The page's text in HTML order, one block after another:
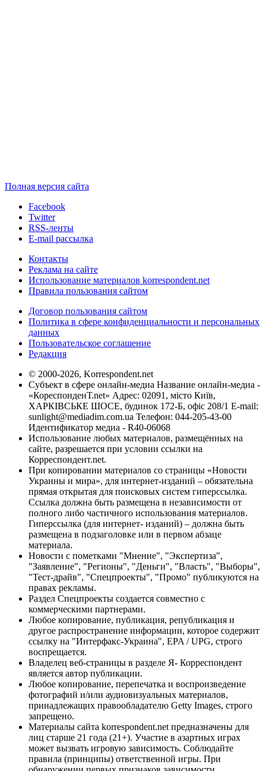
Полная версия сайта
Facebook
Twitter
RSS-ленты
E-mail рассылка
Контакты
Реклама на сайте
Использование материалов korrespondent.net
Правила пользования сайтом
Договор пользования сайтом
Политика в сфере конфиденциальности и персональных
данных
Пользовательское соглашение
Редакция
© 2000-2026, Korrespondent.net
Субъект в сфере онлайн-медиа Название онлайн-медиа -
«КореспонденТ.net» Адрес: 02091, місто Київ,
ХАРКІВСЬКЕ ШОСЕ, будинок 172-Б, офіс 208/1 E-mail:
sunlight@mediadim.com.ua Телефон: 044-205-43-00
Идентификатор медиа - R40-06068
Использование любых материалов, размещённых на
сайте, разрешается при условии ссылки на
Корреспондент.net.
При копировании материалов со страницы «Новости
Украины и мира», для интернет-изданий – обязательна
прямая открытая для поисковых систем гиперссылка.
Ссылка должна быть размещена в независимости от
полного либо частичного использования материалов.
Гиперссылка (для интернет- изданий) – должна быть
размещена в подзаголовке или в первом абзаце
материала.
Новости с пометками "Мнение", "Экспертиза",
"Заявление", "Регионы", "Деньги", "Власть", "Выборы",
"Тест-драйв", "Спецпроекты", "Промо" публикуются на
правах рекламы.
Раздел Спецпроекты создается совместно с
коммерческими партнерами.
Любое копирование, публикация, републикация и
другое распространение информации, которое содержит
ссылку на "Интерфакс-Украина", EPA / UPG, строго
воспрещается.
Владелец веб-страницы в разделе Я- Корреспондент
является автор публикации.
Любое копирование, перепечатка и воспроизведение
фотографий и/или аудиовизуальных материалов,
принадлежащих правообладателю Getty Images, строго
запрещено.
Материалы сайта korrespondent.net предназначены для
лиц старше 21 года (21+). Участие в азартных играх
может вызвать игровую зависимость. Соблюдайте
правила (принципы) ответственной игры. При